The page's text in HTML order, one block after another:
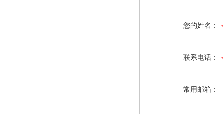
您的姓名：
联系电话：
常用邮箱：